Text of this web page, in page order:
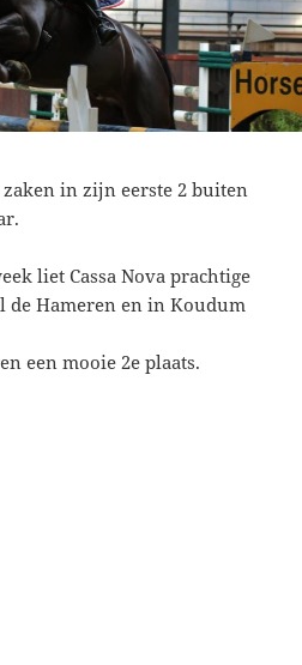
zaken in zijn eerste 2 buiten
liet Cassa Nova prachtige
de Hameren en in Koudum
een mooie 2e plaats.